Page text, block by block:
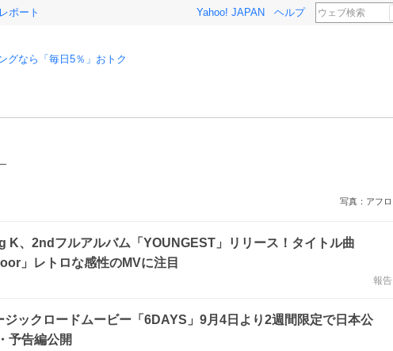
ポート Yahoo! JAPAN ヘルプ
グなら「毎日5％」おトク
写真：アフロ
K、2ndフルアルバム「YOUNGEST」リリース！タイトル曲
」レトロな感性のMVに注目
報告
ジックロードムービー「6DAYS」9月4日より2週間限定で日本公
予告編公開